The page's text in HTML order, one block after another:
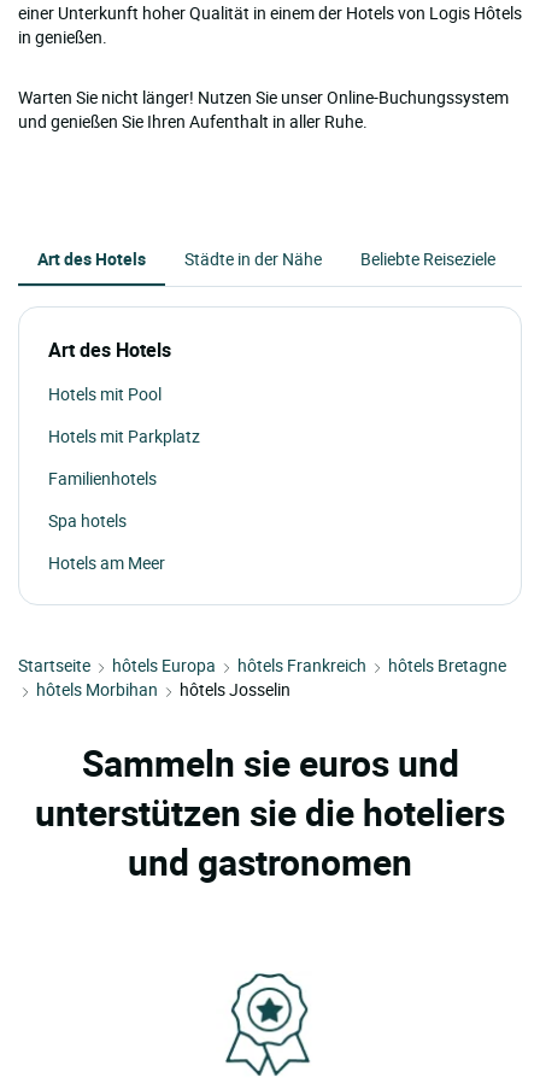
einer Unterkunft hoher Qualität in einem der Hotels von Logis Hôtels
in genießen.
Warten Sie nicht länger! Nutzen Sie unser Online-Buchungssystem
und genießen Sie Ihren Aufenthalt in aller Ruhe.
Art des Hotels Städte in der Nähe Beliebte Reiseziele
Art des Hotels
Hotels mit Pool
Hotels mit Parkplatz
Familienhotels
Spa hotels
Hotels am Meer
Startseite hôtels Europa hôtels Frankreich
hôtels Bretagne
hôtels Morbihan
hôtels Josselin
Sammeln sie euros und
unterstützen sie die hoteliers
und gastronomen